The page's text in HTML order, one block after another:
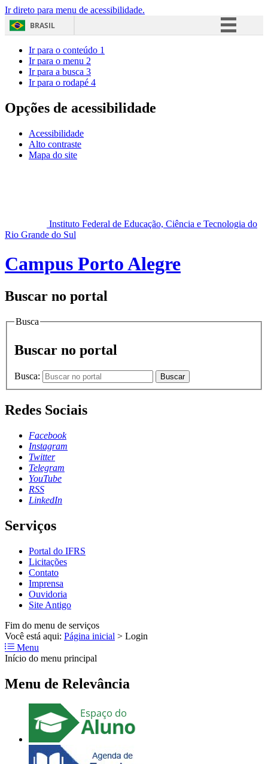
Ir direto para menu de acessibilidade.
BRASIL
Acesso à informação
Ir para o conteúdo 1
Ir para o menu 2
Ir para a busca 3
Ir para o rodapé 4
Opções de acessibilidade
Acessibilidade
Alto contraste
Mapa do site
Instituto Federal de Educação, Ciência e Tecnologia do
Rio Grande do Sul
Campus Porto Alegre
Buscar no portal
Busca
Buscar no portal
Busca: Buscar
Redes Sociais
Facebook
Instagram
Twitter
Telegram
YouTube
RSS
LinkedIn
Serviços
Portal do IFRS
Licitações
Contato
Imprensa
Ouvidoria
Site Antigo
Fim do menu de serviços
Você está aqui: Página inicial > Login
Menu
Início do menu principal
Menu de Relevância